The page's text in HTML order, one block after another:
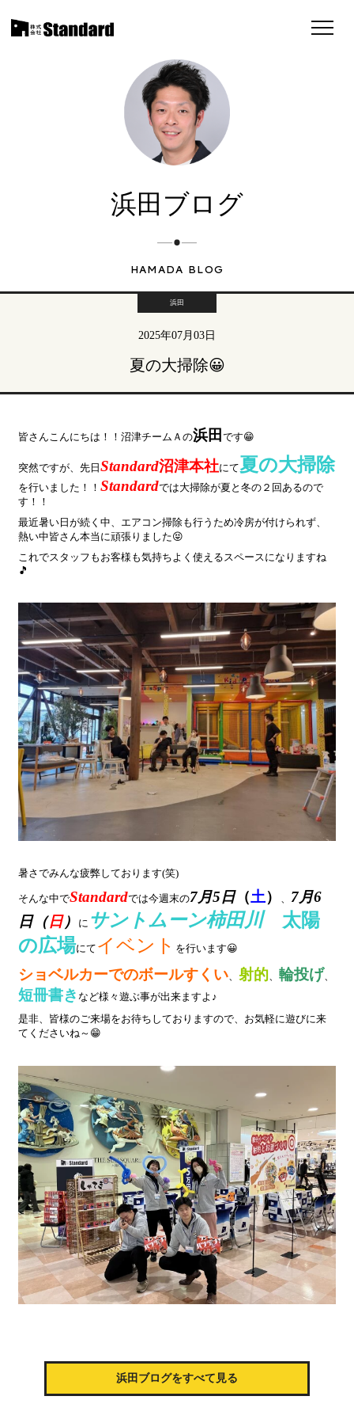
浜田ブログ
HAMADA BLOG
浜田
2025年07月03日
夏の大掃除😀
皆さんこんにちは！！沼津チームＡの浜田です😁
突然ですが、先日Standard沼津本社にて夏の大掃除
を行いました！！Standardでは大掃除が夏と冬の２回あるので
す！！
最近暑い日が続く中、エアコン掃除も行うため冷房が付けられず、
熱い中皆さん本当に頑張りました😝
これでスタッフもお客様も気持ちよく使えるスペースになりますね
🎵
暑さでみんな疲弊しております(笑)
そんな中でStandardでは今週末の7月5日（土） 、 7月6
日（日） に サントムーン柿田川太陽
の広場にて イベント を行います😀
ショベルカーでのボールすくい、射的、輪投げ、
短冊書きなど様々遊ぶ事が出来ますよ♪
是非、皆様のご来場をお待ちしておりますので、お気軽に遊びに来
てくださいね～😁
浜田ブログをすべて見る